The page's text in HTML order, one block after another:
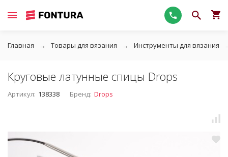
Главная Товары для вязания Инструменты для вязания
Круговые латунные спицы Drops
Артикул: 138338 Бренд: Drops